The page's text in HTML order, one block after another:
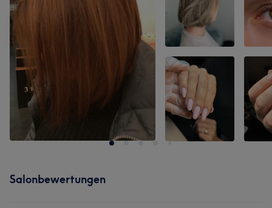
Salonbewertungen